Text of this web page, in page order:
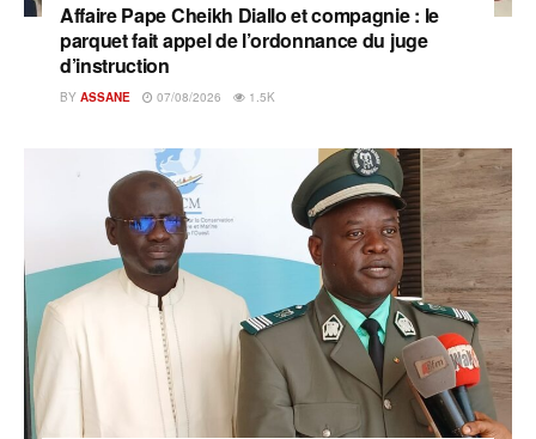
Affaire Pape Cheikh Diallo et compagnie : le
parquet fait appel de l’ordonnance du juge
d’instruction
BY ASSANE 07/08/2026 1.5K